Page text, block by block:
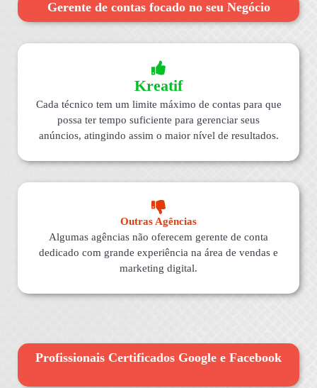
Gerente de contas focado no seu Negócio
Kreatif
Cada técnico tem um limite máximo de contas para que
possa ter tempo suficiente para gerenciar seus
anúncios, atingindo assim o maior nível de resultados.
Outras Agências
Algumas agências não oferecem gerente de conta
dedicado com grande experiência na área de vendas e
marketing digital.
Profissionais Certificados Google e Facebook